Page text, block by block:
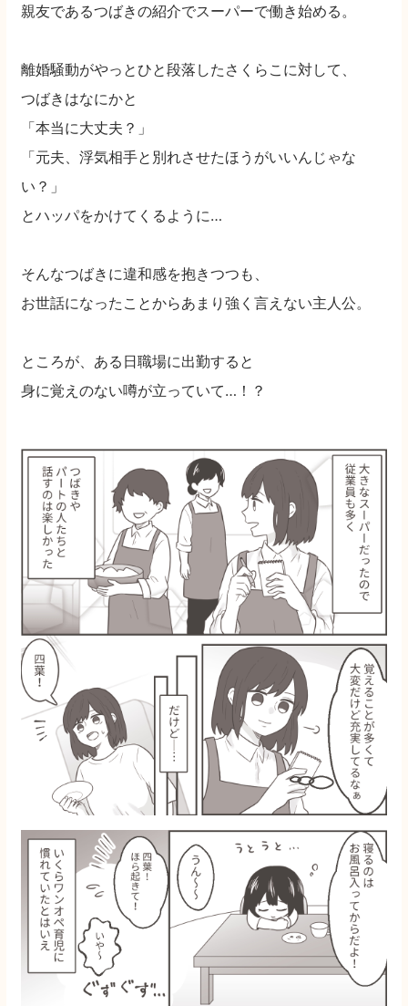
親友であるつばきの紹介でスーパーで働き始める。
離婚騒動がやっとひと段落したさくらこに対して、
つばきはなにかと
「本当に大丈夫？」
「元夫、浮気相手と別れさせたほうがいいんじゃな
い？」
とハッパをかけてくるように…
そんなつばきに違和感を抱きつつも、
お世話になったことからあまり強く言えない主人公。
ところが、ある日職場に出勤すると
身に覚えのない噂が立っていて…！？